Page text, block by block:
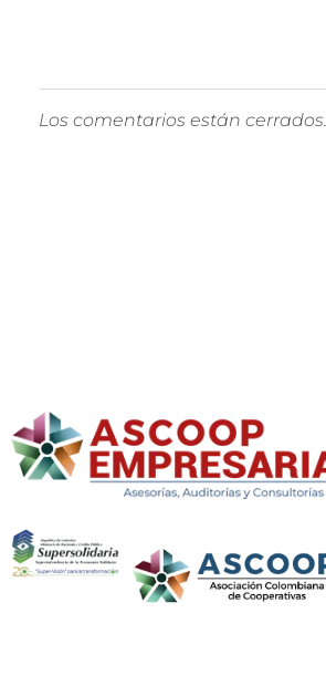
Los comentarios están cerrados.